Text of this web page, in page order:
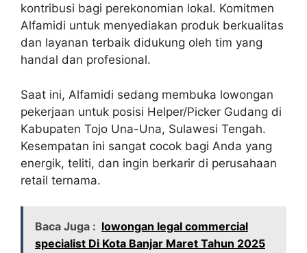
kontribusi bagi perekonomian lokal. Komitmen
Alfamidi untuk menyediakan produk berkualitas
dan layanan terbaik didukung oleh tim yang
handal dan profesional.
Saat ini, Alfamidi sedang membuka lowongan
pekerjaan untuk posisi Helper/Picker Gudang di
Kabupaten Tojo Una-Una, Sulawesi Tengah.
Kesempatan ini sangat cocok bagi Anda yang
energik, teliti, dan ingin berkarir di perusahaan
retail ternama.
Baca Juga : lowongan legal commercial
specialist Di Kota Banjar Maret Tahun 2025